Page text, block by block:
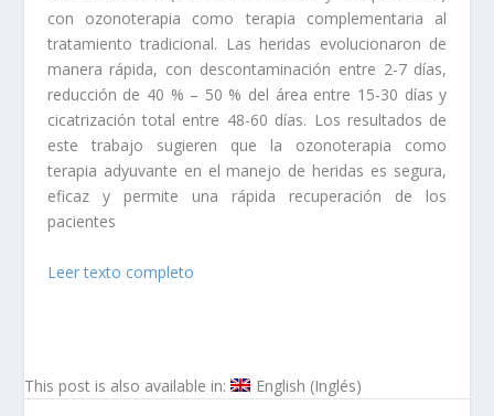
con ozonoterapia como terapia complementaria al
tratamiento tradicional. Las heridas evolucionaron de
manera rápida, con descontaminación entre 2-7 días,
reducción de 40 % – 50 % del área entre 15-30 días y
cicatrización total entre 48-60 días. Los resultados de
este trabajo sugieren que la ozonoterapia como
terapia adyuvante en el manejo de heridas es segura,
eficaz y permite una rápida recuperación de los
pacientes
Leer texto completo
This post is also available in: English (Inglés)